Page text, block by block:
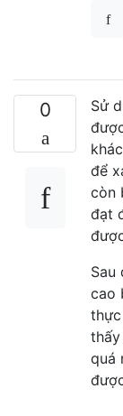
0
Sử
để
còn
đạt
Sau
cao
quá